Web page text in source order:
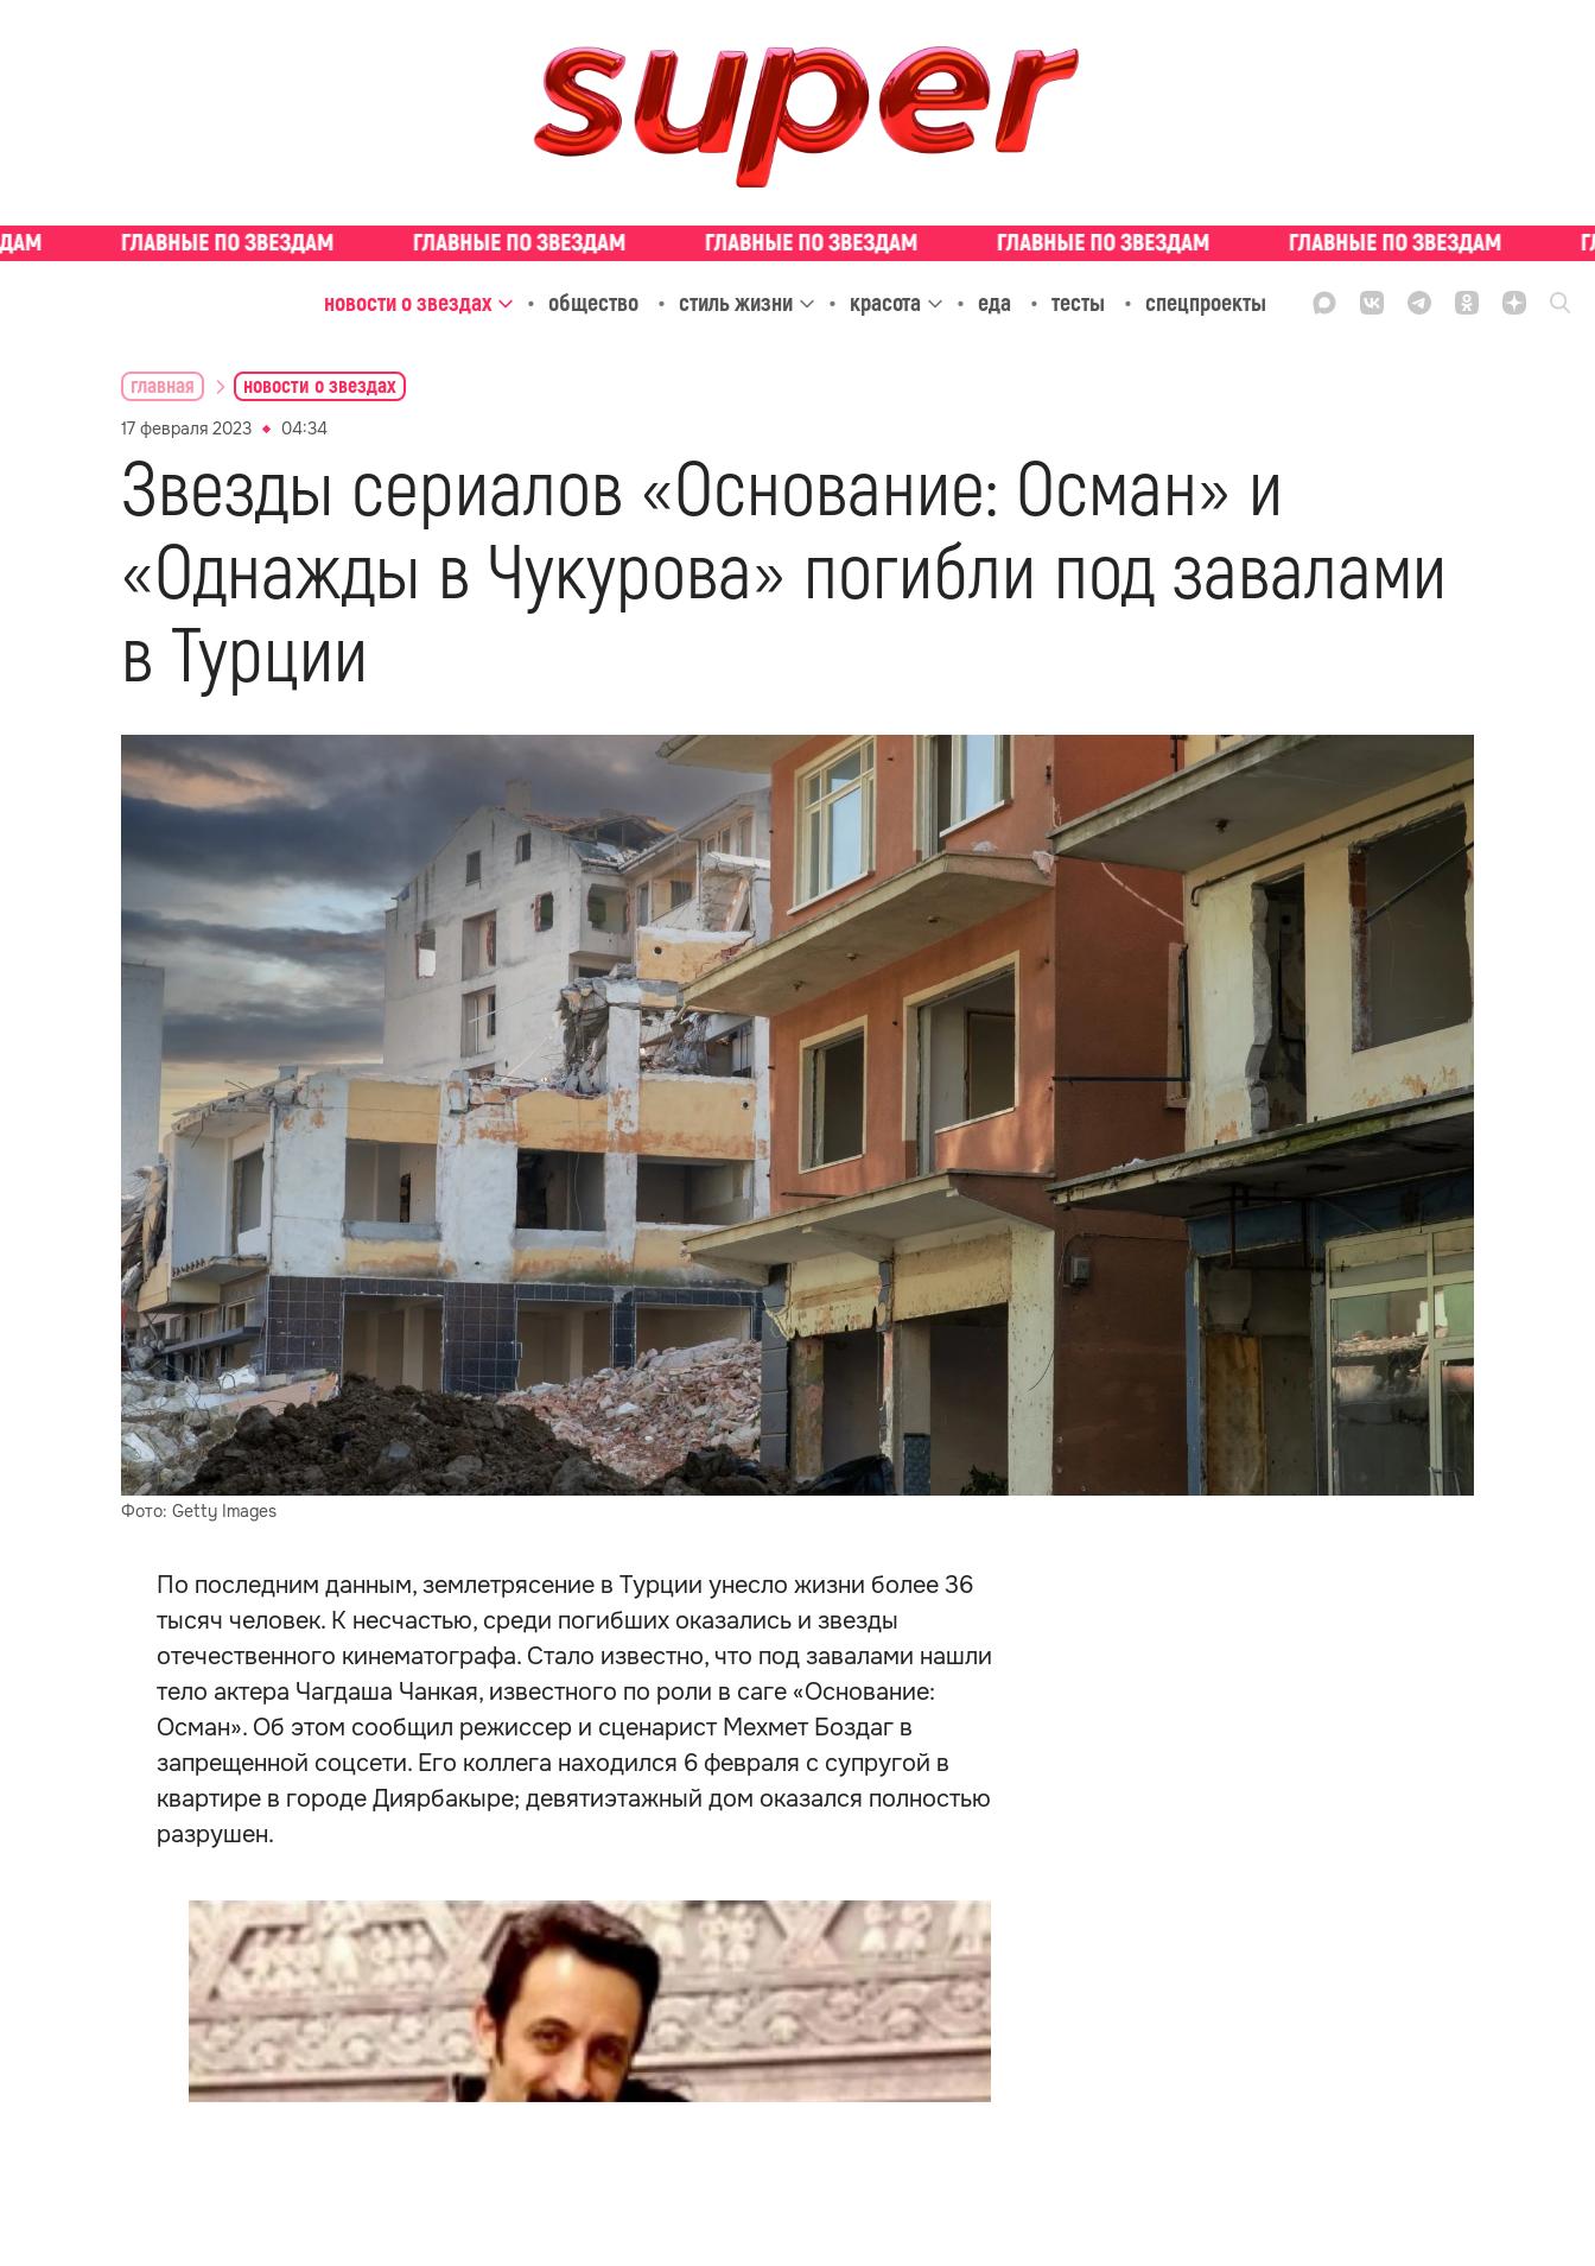
новости о звездах общество стиль жизни красота еда тесты спецпроекты
главная новости о звездах
17 февраля 2023 04:34
Звезды сериалов «Основание: Осман» и
«Однажды в Чукурова» погибли под завалами
в Турции
Фото: Getty Images
По последним данным, землетрясение в Турции унесло жизни более 36
тысяч человек. К несчастью, среди погибших оказались и звезды
отечественного кинематографа. Стало известно, что под завалами нашли
тело актера Чагдаша Чанкая, известного по роли в саге «Основание:
Осман». Об этом сообщил режиссер и сценарист Мехмет Боздаг в
запрещенной соцсети. Его коллега находился 6 февраля с супругой в
квартире в городе Диярбакыре; девятиэтажный дом оказался полностью
разрушен.